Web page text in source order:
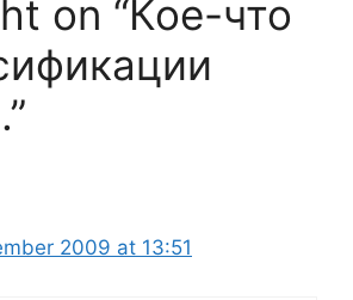
on “Кое-что
2009 at 13:51